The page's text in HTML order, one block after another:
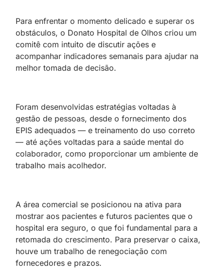
Para enfrentar o momento delicado e superar os
obstáculos, o Donato Hospital de Olhos criou um
comitê com intuito de discutir ações e
acompanhar indicadores semanais para ajudar na
melhor tomada de decisão.
Foram desenvolvidas estratégias voltadas à
gestão de pessoas, desde o fornecimento dos
EPIS adequados — e treinamento do uso correto
— até ações voltadas para a saúde mental do
colaborador, como proporcionar um ambiente de
trabalho mais acolhedor.
A área comercial se posicionou na ativa para
mostrar aos pacientes e futuros pacientes que o
hospital era seguro, o que foi fundamental para a
retomada do crescimento. Para preservar o caixa,
houve um trabalho de renegociação com
fornecedores e prazos.